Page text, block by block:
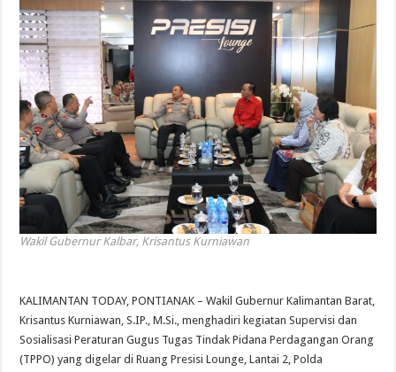
Wakil Gubernur Kalbar, Krisantus Kurniawan
KALIMANTAN TODAY, PONTIANAK – Wakil Gubernur Kalimantan Barat,
Krisantus Kurniawan, S.IP., M.Si., menghadiri kegiatan Supervisi dan
Sosialisasi Peraturan Gugus Tugas Tindak Pidana Perdagangan Orang
(TPPO) yang digelar di Ruang Presisi Lounge, Lantai 2, Polda